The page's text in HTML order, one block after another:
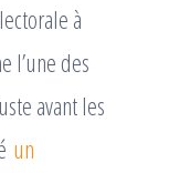
à
l’une des
avant les
un